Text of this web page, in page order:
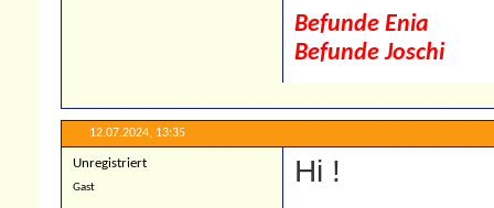
Befunde Enia
Befunde Joschi
12.07.2024, 13:35
Unregistriert
Gast Hi !